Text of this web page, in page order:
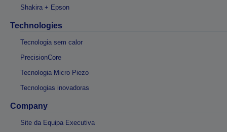
Shakira + Epson
Technologies
Tecnologia sem calor
PrecisionCore
Tecnologia Micro Piezo
Tecnologias inovadoras
Company
Site da Equipa Executiva